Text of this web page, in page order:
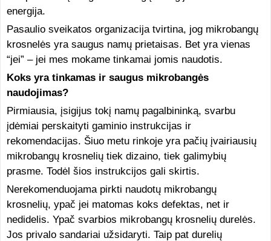
energija.
Pasaulio sveikatos organizacija tvirtina, jog mikrobangų
krosnelės yra saugus namų prietaisas. Bet yra vienas
“jei” – jei mes mokame tinkamai jomis naudotis.
Koks yra tinkamas ir saugus mikrobangės
naudojimas?
Pirmiausia, įsigijus tokį namų pagalbininką, svarbu
įdėmiai perskaityti gaminio instrukcijas ir
rekomendacijas. Šiuo metu rinkoje yra pačių įvairiausių
mikrobangų krosnelių tiek dizaino, tiek galimybių
prasme. Todėl šios instrukcijos gali skirtis.
Nerekomenduojama pirkti naudotų mikrobangų
krosnelių, ypač jei matomas koks defektas, net ir
nedidelis. Ypač svarbios mikrobangų krosnelių durelės.
Jos privalo sandariai užsidaryti. Taip pat durelių